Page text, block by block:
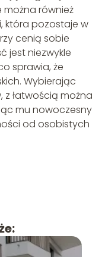
można również
która pozostaje w
cenią sobie
jest niezwykle
sprawia, że
Wybierając
łatwością można
mu nowoczesny
od osobistych